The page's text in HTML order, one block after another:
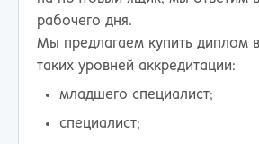
рабочего дня.
Мы предлагаем купить диплом
таких уровней аккредитации:
младшего специалист;
специалист;